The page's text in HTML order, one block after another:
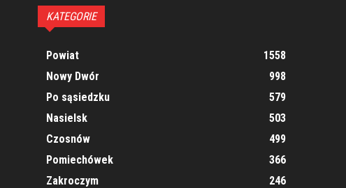
KATEGORIE
Powiat
1558
Nowy Dwór
998
Po sąsiedzku
579
Nasielsk
503
Czosnów
499
Pomiechówek
366
Zakroczym
246